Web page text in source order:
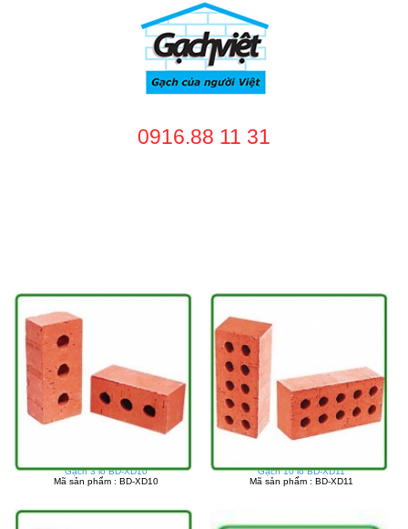
0916.88 11 31
Gạch 3 lỗ BD-XD10
Mã sản phẩm : BD-XD10
Gạch 10 lỗ BD-XD11
Mã sản phẩm : BD-XD11